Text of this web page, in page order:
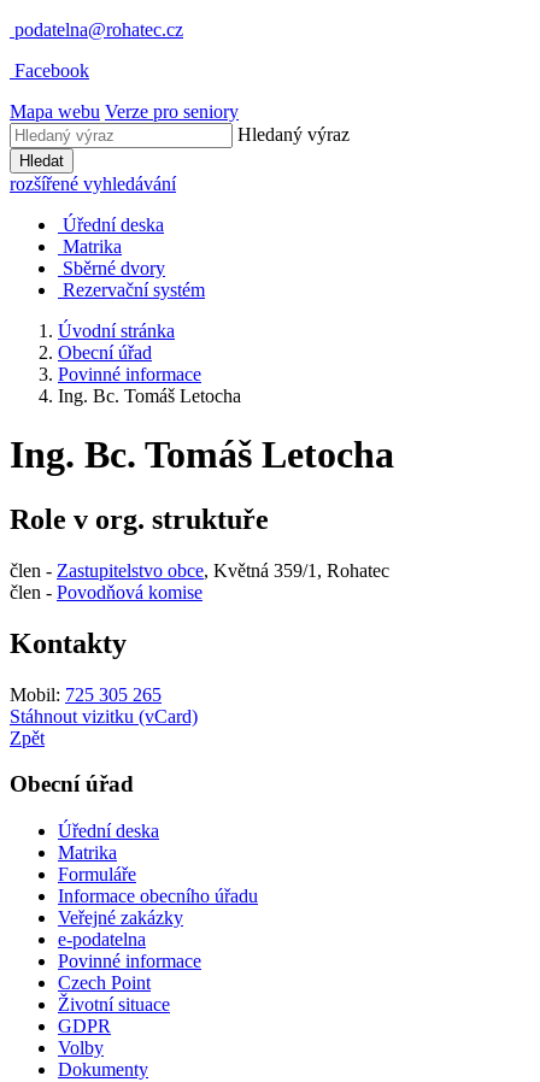
podatelna@rohatec.cz
Facebook
Mapa webu Verze pro seniory
Hledaný výraz
Hledat
rozšířené vyhledávání
Úřední deska
Matrika
Sběrné dvory
Rezervační systém
Úvodní stránka
Obecní úřad
Povinné informace
Ing. Bc. Tomáš Letocha
Ing. Bc. Tomáš Letocha
Role v org. struktuře
člen - Zastupitelstvo obce, Květná 359/1, Rohatec
člen - Povodňová komise
Kontakty
Mobil: 725 305 265
Stáhnout vizitku (vCard)
Zpět
Obecní úřad
Úřední deska
Matrika
Formuláře
Informace obecního úřadu
Veřejné zakázky
e-podatelna
Povinné informace
Czech Point
Životní situace
GDPR
Volby
Dokumenty